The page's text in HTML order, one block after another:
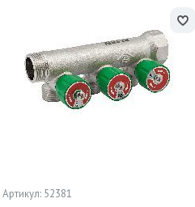
Артикул: 52381